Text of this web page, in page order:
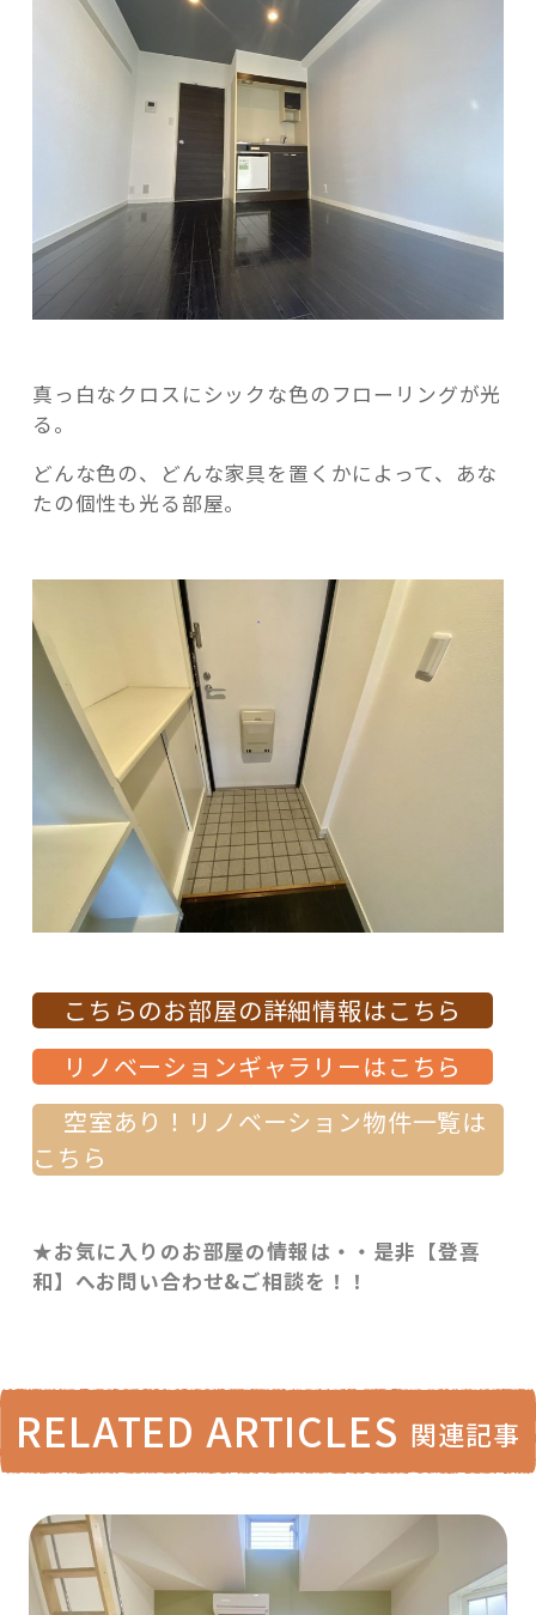
真っ白なクロスにシックな色のフローリングが光
る。
どんな色の、どんな家具を置くかによって、あな
たの個性も光る部屋。
こちらのお部屋の詳細情報はこちら
リノベーションギャラリーはこちら
空室あり！リノベーション物件一覧は
こちら
★お気に入りのお部屋の情報は・・是非【登喜
和】へお問い合わせ&ご相談を！！
RELATED ARTICLES 関連記事